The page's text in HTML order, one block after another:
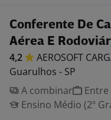
Conferente De
Aérea E
4,2 AEROSOFT
Guarulhos - SP
A combinar
Entre
Ensino Médio (2º